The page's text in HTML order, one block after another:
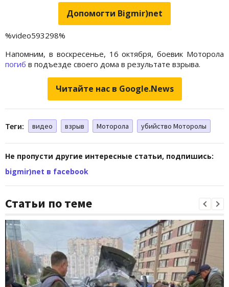
Допомогти Bigmir)net
%video593298%
Напомним, в воскресенье, 16 октября, боевик Моторола
погиб в подъезде своего дома в результате взрыва.
Читайте нас в Google.News
Теги: видео взрыв Моторола убийство Моторолы
Не пропусти другие интересные статьи, подпишись:
bigmir)net в facebook
Статьи по теме